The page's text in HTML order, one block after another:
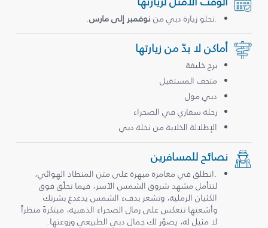
.تحلو زيارة دبي من نوفمبر إلى مارس.
أماكن لا بدّ من زيارتها
برج خليفة
متحف المستقبل
دبي مول
رحلة سفاري في الصحراء
الإطلالة الخلابة من نخلة دبي
نصائح للمسافرين
.انطلق في مغامرة مبهرة على متن المنطاد الهوائي،
لتتأمل مشهد شروق الشمس الآسر، فيما تحلّق فوق
الكثبان الرملية، وتشعر بدفء الشمس يدغدغ بشرتك
وأشعتها تنعكس على رمال الصحراء الذهبية، مبتكرةً منظراً
لا مثيل له، يصوّر لك جمال دبي الطبيعي وروعتها.